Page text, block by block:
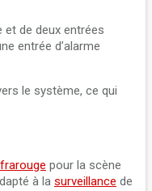
et de deux entrées
entrée d’alarme
le système, ce qui
pour la scène
à la surveillance de